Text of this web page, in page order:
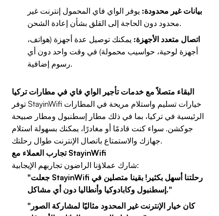
بيانات غير محدودة: يوفر الواي فاي المحمول إنترنت غير
محدود دون الحاجة إلى القلق بشأن إعادة الشحن.
اتصال متعدد الأجهزة: يمكنك توصيل عدة أجهزة (هواتف،
أجهزة لوحية، حواسيب محمولة) في وقت واحد دون أي
رسوم إضافية.
البقاء متصلاً مع خدمات تأجير الواي فاي في مطارات تركيا
توفر StayinWifi خيارات تسليم واستلام مريحة في المطارات
الرئيسية في تركيا، بما في ذلك مطار إسطنبول ومطار صبيحة
جوكشن. سواء كنت قادمًا أو مغادرًا، يمكنك بسهولة استلام
جهازك والاستمتاع باتصال الإنترنت طوال رحلتك.
تجارب العملاء مع StayinWifi
شارك عملاؤنا الراضون تجاربهم الإيجابية:
"جعلت StayinWifi رحلتنا أسهل بكثير! بقينا متصلين في
إسطنبول وكابادوكيا وأنطاليا دون أي مشاكل."
"كان خيار الإنترنت غير المحدود مثاليًا لمشاركة الصور